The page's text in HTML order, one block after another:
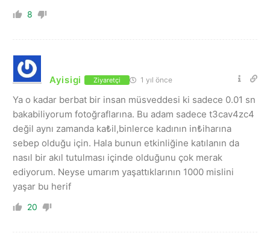
8
Ayisigi Ziyaretçi 1 yıl önce
Ya o kadar berbat bir insan müsveddesi ki sadece 0.01 sn
bakabiliyorum fotoğraflarına. Bu adam sadece t3cav4zc4
değil aynı zamanda ka₺il,binlerce kadının in₺iharına
sebep olduğu için. Hala bunun etkinliğine katılanın da
nasıl bir akıl tutulması içinde olduğunu çok merak
ediyorum. Neyse umarım yaşattıklarının 1000 mislini
yaşar bu herif
20